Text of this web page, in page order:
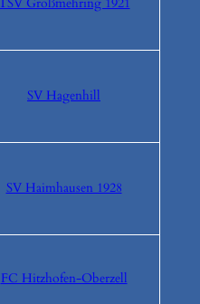
SV Hagenhill
SV Haimhausen 1928
FC Hitzhofen-Oberzell